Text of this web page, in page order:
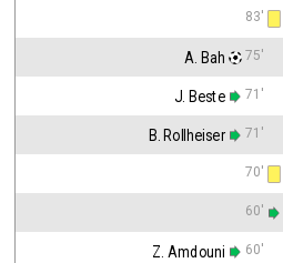
83'
A. Bah 75'
J. Beste 71'
B. Rollheiser 71'
70'
60'
Z. Amdouni 60'